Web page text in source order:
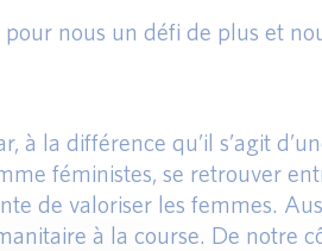
nous un défi de plus et
la différence qu’il s’agit
féministes, se retrouver
de valoriser les femmes.
à la course. De notre